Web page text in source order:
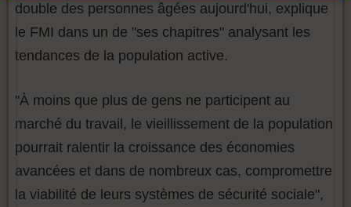
double des personnes âgées aujourd'hui, explique
le FMI dans un de "ses chapitres" analysant les
tendances de la population active.
"À moins que plus de gens ne participent au
marché du travail, le vieillissement de la population
pourrait ralentir la croissance des économies
avancées et dans de nombreux cas, compromettre
la viabilité de leurs systèmes de sécurité sociale",